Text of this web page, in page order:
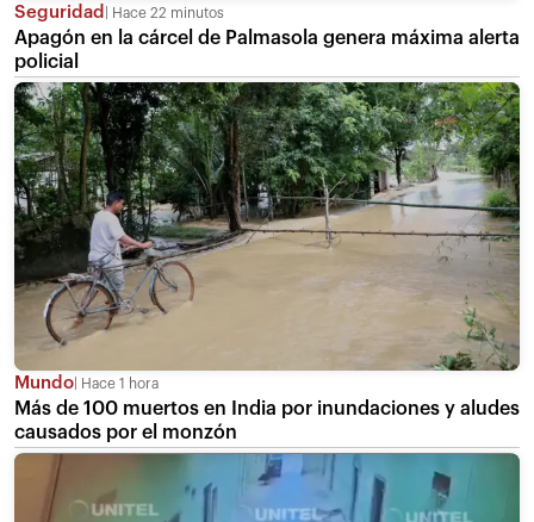
Seguridad Hace 22 minutos
Apagón en la cárcel de Palmasola genera máxima alerta
policial
Mundo Hace 1 hora
Más de 100 muertos en India por inundaciones y aludes
causados por el monzón